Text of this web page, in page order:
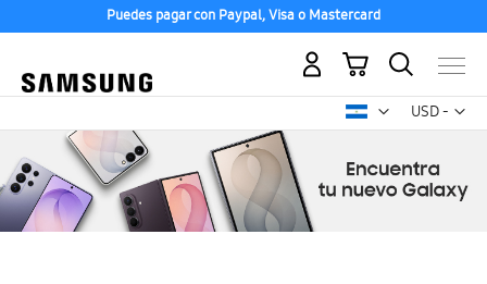
Puedes pagar con Paypal, Visa o Mastercard
USD -
dólar
Mi carrito